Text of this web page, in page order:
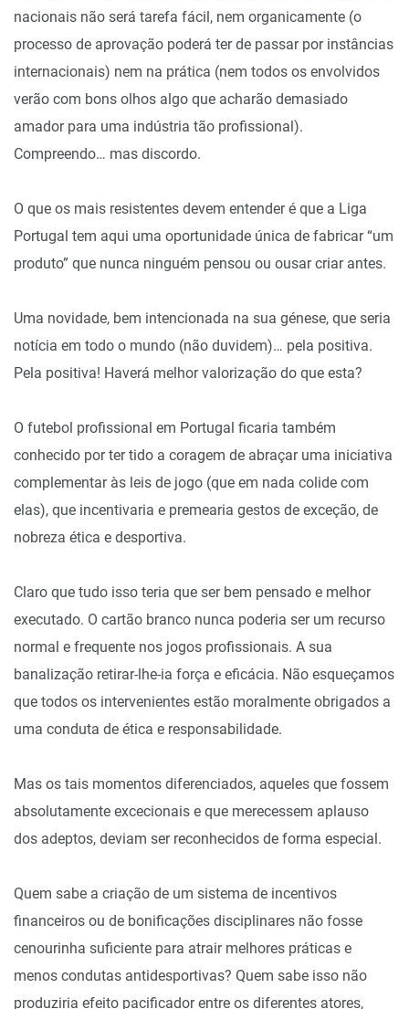
nacionais não será tarefa fácil, nem organicamente (o
processo de aprovação poderá ter de passar por instâncias
internacionais) nem na prática (nem todos os envolvidos
verão com bons olhos algo que acharão demasiado
amador para uma indústria tão profissional).
Compreendo… mas discordo.
O que os mais resistentes devem entender é que a Liga
Portugal tem aqui uma oportunidade única de fabricar “um
produto” que nunca ninguém pensou ou ousar criar antes.
Uma novidade, bem intencionada na sua génese, que seria
notícia em todo o mundo (não duvidem)… pela positiva.
Pela positiva! Haverá melhor valorização do que esta?
O futebol profissional em Portugal ficaria também
conhecido por ter tido a coragem de abraçar uma iniciativa
complementar às leis de jogo (que em nada colide com
elas), que incentivaria e premearia gestos de exceção, de
nobreza ética e desportiva.
Claro que tudo isso teria que ser bem pensado e melhor
executado. O cartão branco nunca poderia ser um recurso
normal e frequente nos jogos profissionais. A sua
banalização retirar-lhe-ia força e eficácia. Não esqueçamos
que todos os intervenientes estão moralmente obrigados a
uma conduta de ética e responsabilidade.
Mas os tais momentos diferenciados, aqueles que fossem
absolutamente excecionais e que merecessem aplauso
dos adeptos, deviam ser reconhecidos de forma especial.
Quem sabe a criação de um sistema de incentivos
financeiros ou de bonificações disciplinares não fosse
cenourinha suficiente para atrair melhores práticas e
menos condutas antidesportivas? Quem sabe isso não
produziria efeito pacificador entre os diferentes atores,